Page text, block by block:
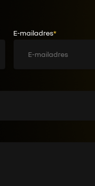
E-mailadres*